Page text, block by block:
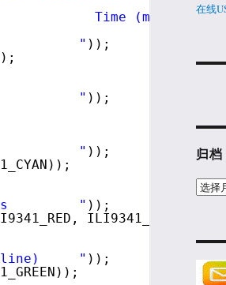
Time
" ));
" ));
" ));
" ));
ILI9341_BLUE));
" ));
在线
归档
归